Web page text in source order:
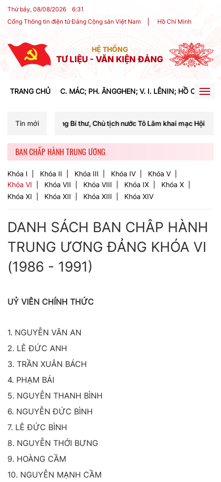
Thứ bảy, 08/08/2026 6:31
Cổng Thông tin điện tử Đảng Cộng sản Việt Nam
Hồ Chí Minh
HỆ THỐNG
TƯ LIỆU - VĂN KIỆN ĐẢNG
TRANG CHỦ C. MÁC; PH. ĂNGGHEN; V. I. LÊNIN; HỒ CHÍ
Tin mới
Bí thư, Chủ tịch nước Tô Lâm khai mạc Hội nghị Trung ương lần
BAN CHẤP HÀNH TRUNG ƯƠNG
Khóa I Khóa II Khóa III Khóa IV
Khóa V
Khóa VI
Khóa VII Khóa VIII Khóa IX
Khóa X
Khóa XI
Khóa XII Khóa XIII Khóa XIV
DANH SÁCH BAN CHÂP HÀNH
TRUNG ƯƠNG ĐẢNG KHÓA VI
(1986 - 1991)
UỶ VIÊN CHÍNH THỨC
1. NGUYỄN VĂN AN
2. LÊ ĐỨC ANH
3. TRẦN XUÂN BÁCH
4. PHẠM BÁI
5. NGUYỄN THANH BÌNH
6. NGUYỄN ĐỨC BÌNH
7. LÊ ĐỨC BÌNH
8. NGUYỄN THỚI BƯNG
9. HOÀNG CẦM
10. NGUYỄN MẠNH CẦM